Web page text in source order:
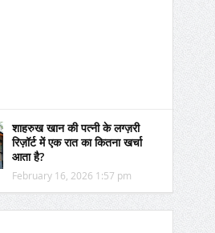
शाहरुख खान की पत्नी के लग्ज़री
रिज़ॉर्ट में एक रात का कितना खर्चा
आता है?
February 16, 2026 1:57 pm